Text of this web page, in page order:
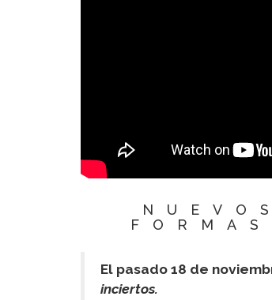
El pasado 18 de
inciertos.